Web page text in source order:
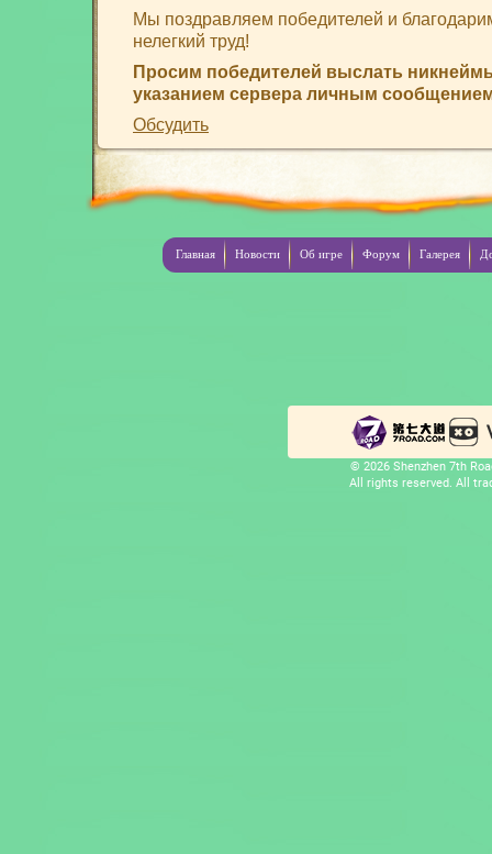
Мы поздравляем победителей и
нелегкий труд!
Просим победителей выслать
указанием сервера личным
Обсудить
Главная Новости Об игре Форум Галерея
© 2026 Shenzhen 7th
All rights reserved. All